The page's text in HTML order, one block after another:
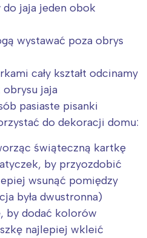
jaja jeden obok
wystawać poza obrys
cały kształt odcinamy
obrysu jaja
pasiaste pisanki
do dekoracji domu:
świąteczną kartkę
by przyozdobić
wsunąć pomiędzy
była dwustronna)
by dodać kolorów
najlepiej wkleić